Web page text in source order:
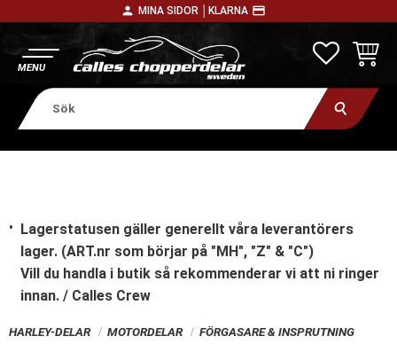
person MINA SIDOR │ KLARNA payment
Lagerstatusen gäller generellt våra leverantörers
lager. (ART.nr som börjar på "MH", "Z" & "C")
Vill du handla i butik så rekommenderar vi att ni ringer
innan. / Calles Crew
HARLEY-DELAR MOTORDELAR FÖRGASARE & INSPRUTNING